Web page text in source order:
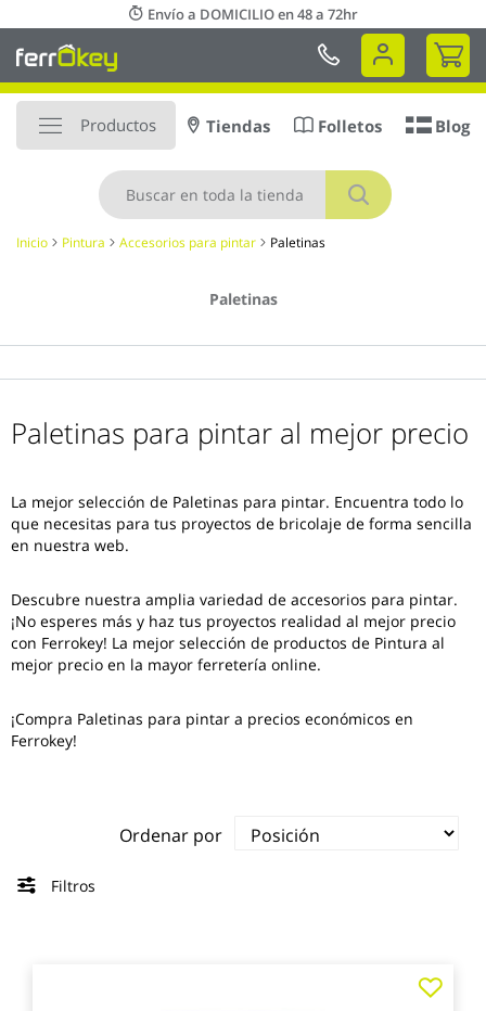
al
contenido
Envío a DOMICILIO en 48 a 72hr
Mi
Productos
Buscar
Tiendas Folletos Blog
Inicio Pintura Accesorios para pintar Paletinas
Paletinas
Paletinas para pintar al mejor precio
La mejor selección de Paletinas para pintar. Encuentra todo lo
que necesitas para tus proyectos de bricolaje de forma sencilla
en nuestra web.
Descubre nuestra amplia variedad de accesorios para pintar.
¡No esperes más y haz tus proyectos realidad al mejor precio
con Ferrokey! La mejor selección de productos de Pintura al
mejor precio en la mayor ferretería online.
¡Compra Paletinas para pintar a precios económicos en
Ferrokey!
Ordenar por
Filtros